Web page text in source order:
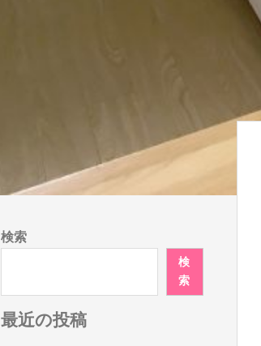
検索
検
索
最近の投稿